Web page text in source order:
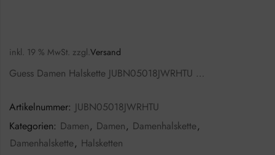
inkl. 19 % MwSt. zzgl.Versand
Guess Damen Halskette JUBN05018JWRHTU …
Artikelnummer: JUBN05018JWRHTU
Kategorien: Damen, Damen, Damenhalskette,
Damenhalskette, Halsketten